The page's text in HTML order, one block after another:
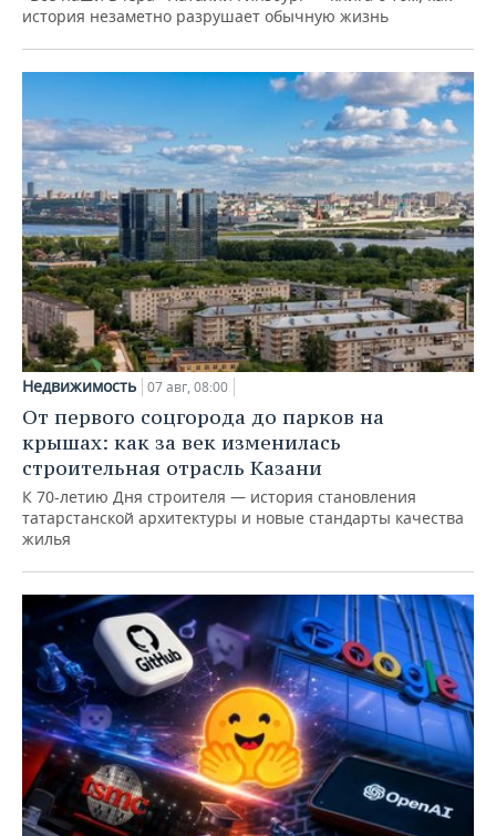
история незаметно разрушает обычную жизнь
Недвижимость 07 авг, 08:00
От первого соцгорода до парков на
крышах: как за век изменилась
строительная отрасль Казани
К 70-летию Дня строителя — история становления
татарстанской архитектуры и новые стандарты качества
жилья